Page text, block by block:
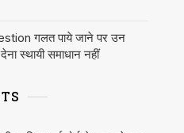
गलत पाये जाने पर उन
स्थायी समाधान नहीं